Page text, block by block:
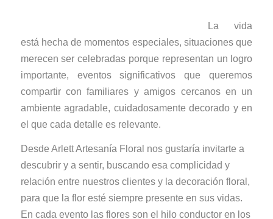
La vida
está hecha de momentos especiales, situaciones que
merecen ser celebradas porque representan un logro
importante, eventos significativos que queremos
compartir con familiares y amigos cercanos en un
ambiente agradable, cuidadosamente decorado y en
el que cada detalle es relevante.
Desde Arlett Artesanía Floral nos gustaría invitarte a
descubrir y a sentir, buscando esa complicidad y
relación entre nuestros clientes y la decoración floral,
para que la flor esté siempre presente en sus vidas.
En cada evento las flores son el hilo conductor en los